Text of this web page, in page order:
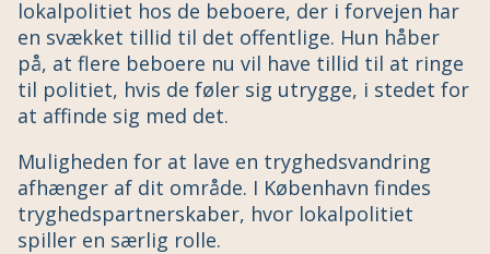
lokalpolitiet hos de beboere, der i forvejen har
en svækket tillid til det offentlige. Hun håber
på, at flere beboere nu vil have tillid til at ringe
til politiet, hvis de føler sig utrygge, i stedet for
at affinde sig med det.
Muligheden for at lave en tryghedsvandring
afhænger af dit område. I København findes
tryghedspartnerskaber, hvor lokalpolitiet
spiller en særlig rolle.